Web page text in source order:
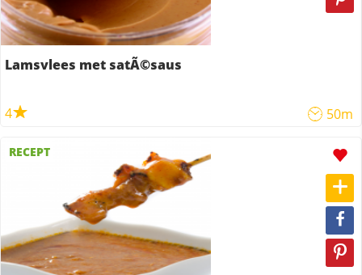
Lamsvlees met satÃ©saus
4 50m
RECEPT